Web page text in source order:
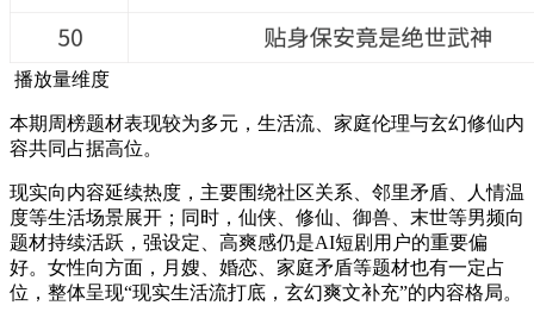
播放量维度
本期周榜题材表现较为多元，生活流、家庭伦理与玄幻修仙内
容共同占据高位。
现实向内容延续热度，主要围绕社区关系、邻里矛盾、人情温
度等生活场景展开；同时，仙侠、修仙、 御兽 、末世等男频向
题材持续活跃，强设定、高爽感仍是AI短剧用户的重要偏
好。女性向方面，月嫂、婚恋、家庭矛盾等题材也有一定占
位，整体呈现“现实生活流打底，玄幻爽文补充”的内容格局。